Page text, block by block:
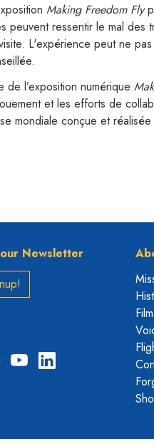
Making Freedom Fly
peuvent ressentir le mal
L'expérience peut ne
l’exposition numérique
et les efforts de
mondiale conçue et
Newsletter
YouTubeLinkedIn